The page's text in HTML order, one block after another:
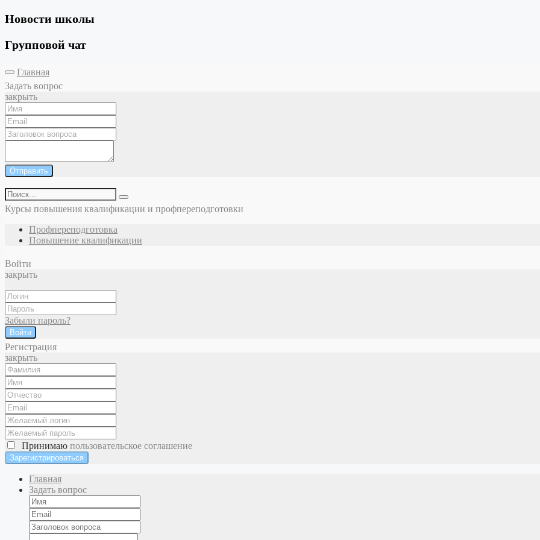
Новости школы
Групповой чат
Главная
Задать вопрос
закрыть
Отправить
Курсы повышения квалификации и профпереподготовки
Профпереподготовка
Повышение квалификации
Войти
закрыть
Забыли пароль?
Войти
Регистрация
закрыть
Принимаю пользовательское соглашение
Главная
Задать вопрос